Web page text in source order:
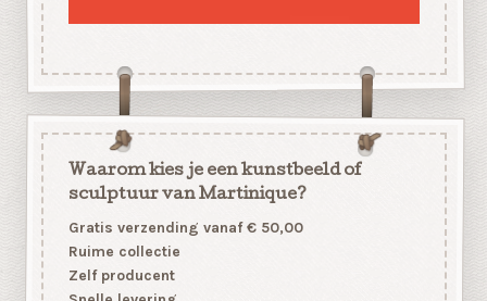
Waarom kies je een kunstbeeld of
sculptuur van Martinique?
Gratis verzending vanaf € 50,00
Ruime collectie
Zelf producent